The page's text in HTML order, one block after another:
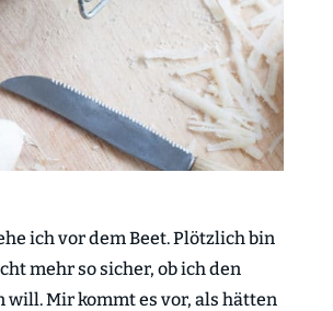
ich vor dem Beet. Plötzlich bin
mehr so sicher, ob ich den
will. Mir kommt es vor, als hätten